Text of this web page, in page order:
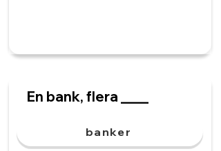
En bank, flera ____
banker